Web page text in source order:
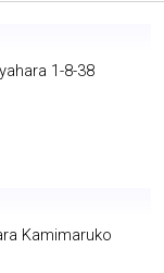
1-8-38
Kamimaruko